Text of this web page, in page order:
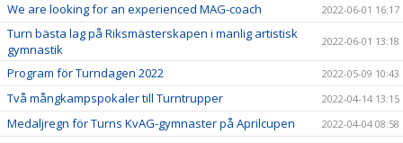
We are looking for an experienced MAG-coach 2022-06-01 16:17
Turn bästa lag på Riksmästerskapen i manlig artistisk
gymnastik
2022-06-01 13:18
Program för Turndagen 2022 2022-05-09 10:43
Två mångkampspokaler till Turntrupper 2022-04-14 13:15
Medaljregn för Turns KvAG-gymnaster på Aprilcupen 2022-04-04 08:58